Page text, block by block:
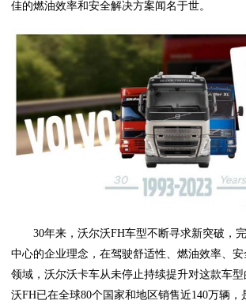
佳的燃油效率和安全解决方案闻名于世。
30年来，沃尔沃FH车型不断寻求新突破，
中心的企业理念，在驾驶舒适性、燃油效率、
领域，沃尔沃卡车从未停止持续提升对这款车
沃FH已在全球80个国家和地区销售近140万辆，